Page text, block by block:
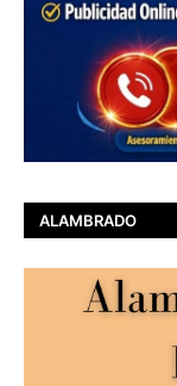
ALAMBRADO